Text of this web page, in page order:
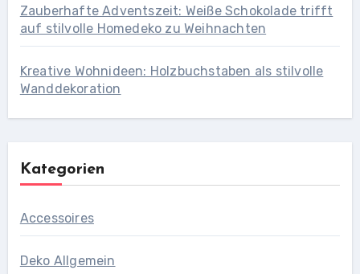
Zauberhafte Adventszeit: Weiße Schokolade trifft
auf stilvolle Homedeko zu Weihnachten
Kreative Wohnideen: Holzbuchstaben als stilvolle
Wanddekoration
Kategorien
Accessoires
Deko Allgemein